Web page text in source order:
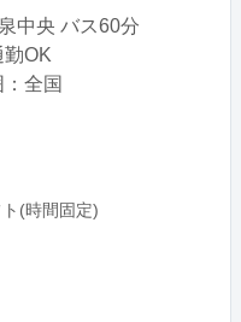
中央 バス60分
OK
全国
(時間固定)